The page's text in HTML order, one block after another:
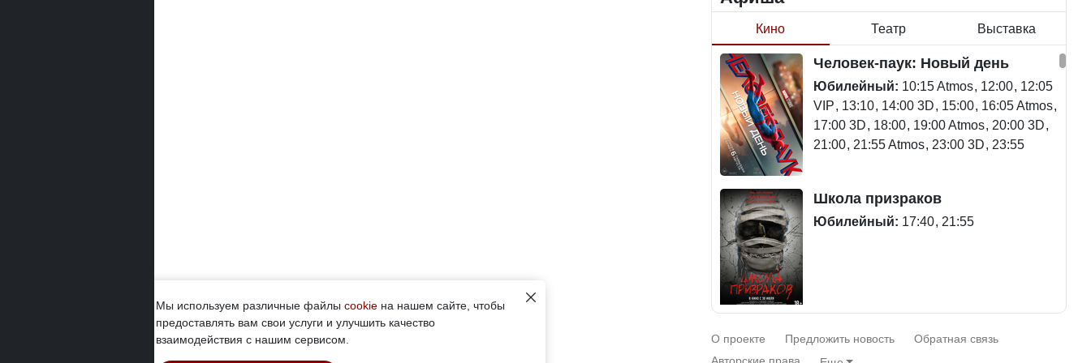
Будут ли представлены
интересы регионов в
Курултае?
Ең төменгі жалақы,
алимент, экология: жеті
партия сайлаушылармен
нені талқылап жатыр?
Минимальная зарплата,
чем говорят с
метапневмовирус
эпидемией, рассказали в
ВОЗ
потерпел крушение в
Южной Корее, погибли 120
человек
Актау: Путин принес
Кино Театр Выставка
Человек-паук: Новый день
Юбилейный: 10:15 Atmos 12:00 12:05
VIP 13:10 14:00 3D 15:00 16:05 Atmos
17:00 3D 18:00 19:00 Atmos 20:00 3D
21:00 21:55 Atmos 23:00 3D 23:55
Школа призраков
Юбилейный: 17:40 21:55
Смешарики сквозь вселенные
Юбилейный:
О проекте Предложить новость
Обратная связь
Мы используем различные файлы cookie на нашем сайте, чтобы
предоставлять вам свои услуги и улучшить качество
взаимодействия с нашим сервисом.